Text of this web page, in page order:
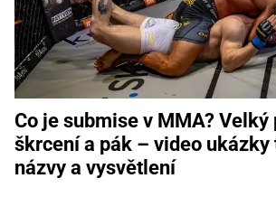
Co je submise v MMA? Velký
škrcení a pák – video ukázky
názvy a vysvětlení